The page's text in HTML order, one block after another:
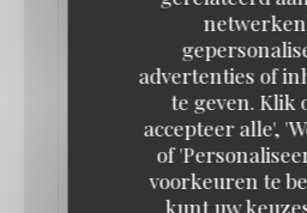
advertenties of
te geven. Klik
accepteer alle',
of
voorkeuren te
kunt uw
/5Braai Shack